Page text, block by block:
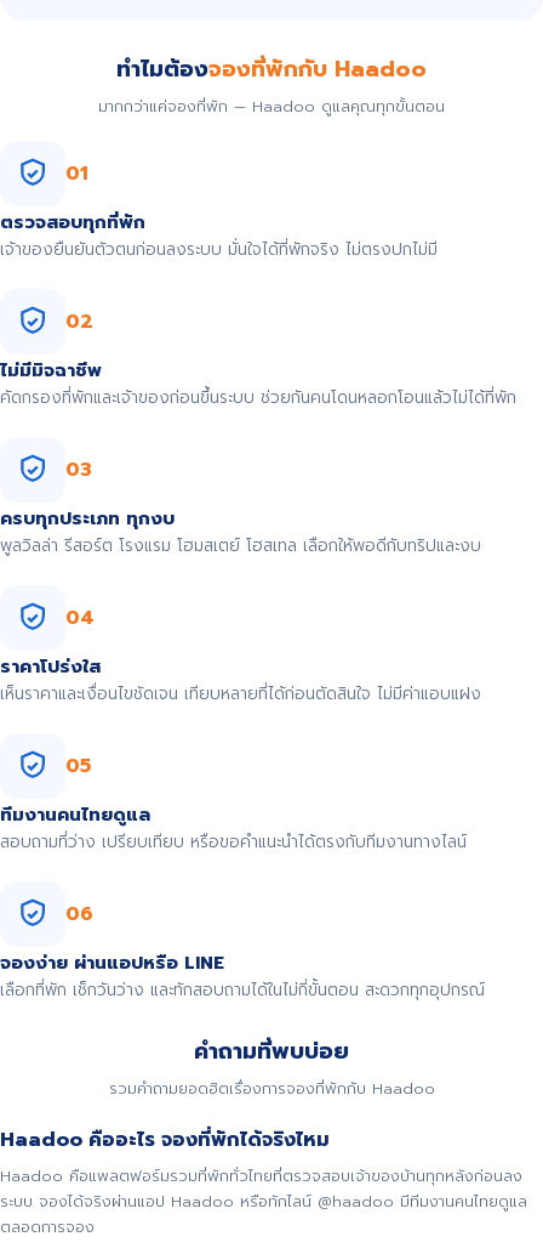
ทำไมต้องจองที่พักกับ Haadoo
มากกว่าแค่จองที่พัก — Haadoo ดูแลคุณทุกขั้นตอน
01
ตรวจสอบทุกที่พัก
เจ้าของยืนยันตัวตนก่อนลงระบบ มั่นใจได้ที่พักจริง ไม่ตรงปกไม่มี
02
ไม่มีมิจฉาชีพ
คัดกรองที่พักและเจ้าของก่อนขึ้นระบบ ช่วยกันคนโดนหลอกโอนแล้วไม่ได้ที่พัก
03
ครบทุกประเภท ทุกงบ
พูลวิลล่า รีสอร์ต โรงแรม โฮมสเตย์ โฮสเทล เลือกให้พอดีกับทริปและงบ
04
ราคาโปร่งใส
เห็นราคาและเงื่อนไขชัดเจน เทียบหลายที่ได้ก่อนตัดสินใจ ไม่มีค่าแอบแฝง
05
ทีมงานคนไทยดูแล
สอบถามที่ว่าง เปรียบเทียบ หรือขอคำแนะนำได้ตรงกับทีมงานทางไลน์
06
จองง่าย ผ่านแอปหรือ LINE
เลือกที่พัก เช็กวันว่าง และทักสอบถามได้ในไม่กี่ขั้นตอน สะดวกทุกอุปกรณ์
คำถามที่พบบ่อย
รวมคำถามยอดฮิตเรื่องการจองที่พักกับ Haadoo
Haadoo คืออะไร จองที่พักได้จริงไหม
Haadoo คือแพลตฟอร์มรวมที่พักทั่วไทยที่ตรวจสอบเจ้าของบ้านทุกหลังก่อนลง
ระบบ จองได้จริงผ่านแอป Haadoo หรือทักไลน์ @haadoo มีทีมงานคนไทยดูแล
ตลอดการจอง